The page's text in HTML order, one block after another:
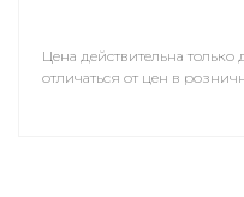
Цена действительна
отличаться от цен в